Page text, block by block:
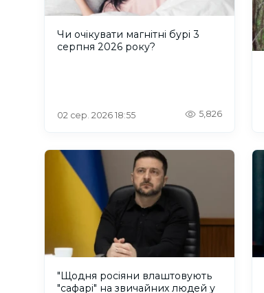
Чи очікувати магнітні бурі 3
серпня 2026 року?
02 сер. 2026 18:55 5,826
"Щодня росіяни влаштовують
"сафарі" на звичайних людей у